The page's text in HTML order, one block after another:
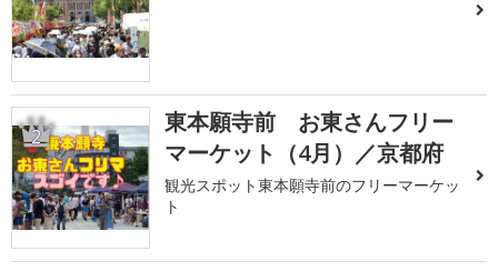
2
東本願寺前 お東さんフリー
マーケット（4月）／京都府
観光スポット東本願寺前のフリーマーケッ
ト